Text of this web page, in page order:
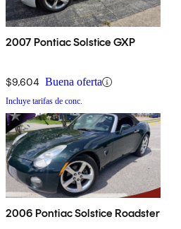
2007 Pontiac Solstice GXP
$9,604 Buena oferta
Incluye tarifas de conc.
2006 Pontiac Solstice Roadster